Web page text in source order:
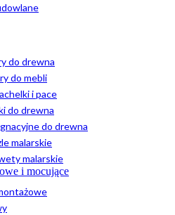
do drewna
do mebli
i pace
do drewna
do drewna
malarskie
malarskie
i mocujące